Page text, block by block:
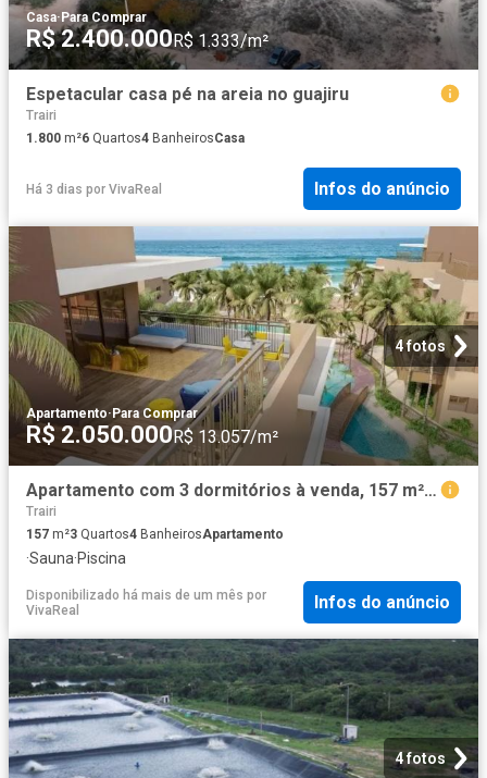
Casa· Para Comprar
R$ 2.400.000R$ 1.333/m²
Espetacular casa pé na areia no guajiru
Trairi
1.800 m²6 Quartos4 BanheirosCasa
Há 3 dias por VivaReal Infos do anúncio
4 fotos
Apartamento·Para Comprar
R$ 2.050.000R$ 13.057/m²
Apartamento com 3 dormitórios à venda, 157 m² por R$ 2.050.000,00 Trairi /CE
Trairi
157 m²3 Quartos4 BanheirosApartamento
·Sauna·Piscina
Disponibilizado há mais de um mês por
VivaReal
Infos do anúncio
4 fotos